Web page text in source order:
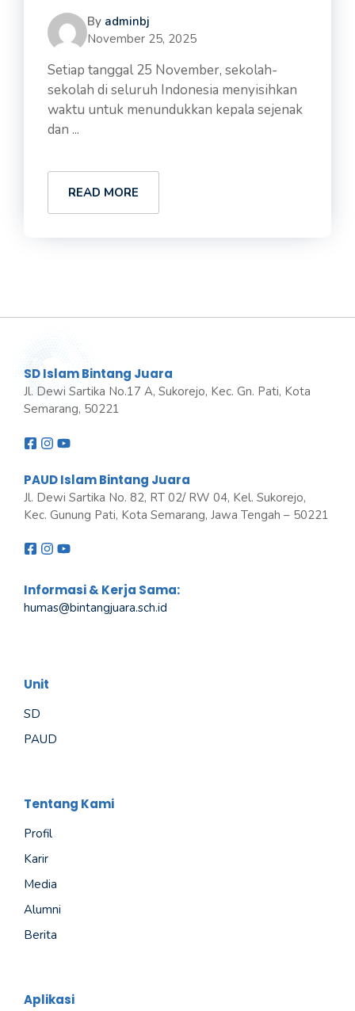
By adminbj
November 25, 2025
Setiap tanggal 25 November, sekolah-
sekolah di seluruh Indonesia menyisihkan
waktu untuk menundukkan kepala sejenak
dan ...
READ MORE
SD Islam Bintang Juara
Jl. Dewi Sartika No.17 A, Sukorejo, Kec. Gn. Pati, Kota
Semarang, 50221
PAUD Islam Bintang Juara
Jl. Dewi Sartika No. 82, RT 02/ RW 04, Kel. Sukorejo,
Kec. Gunung Pati, Kota Semarang, Jawa Tengah – 50221
Informasi & Kerja Sama:
humas@bintangjuara.sch.id
Unit
SD
PAUD
Tentang Kami
Profil
Karir
Media
Alumni
Berita
Aplikasi